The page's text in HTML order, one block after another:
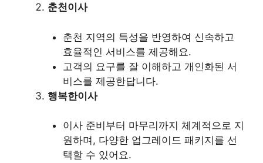
춘천이사
춘천 지역의 특성을 반영하여 신속하고
효율적인 서비스를 제공해요.
고객의 요구를 잘 이해하고 개인화된 서
비스를 제공한답니다.
행복한이사
이사 준비부터 마무리까지 체계적으로 지
원하며, 다양한 업그레이드 패키지를 선
택할 수 있어요.